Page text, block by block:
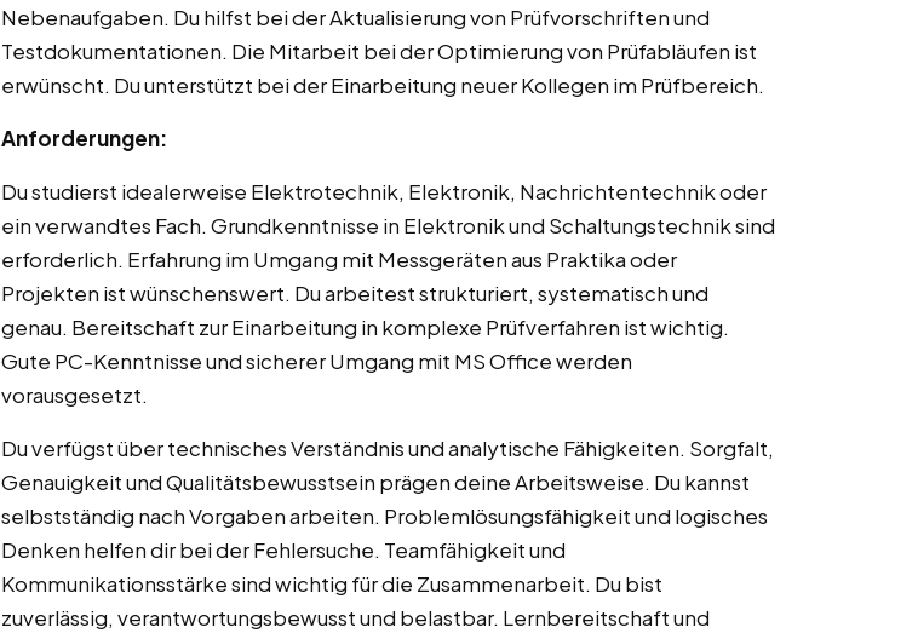
Nebenaufgaben. Du hilfst bei der Aktualisierung von Prüfvorschriften und
Testdokumentationen. Die Mitarbeit bei der Optimierung von Prüfabläufen ist
erwünscht. Du unterstützt bei der Einarbeitung neuer Kollegen im Prüfbereich.
Anforderungen:
Du studierst idealerweise Elektrotechnik, Elektronik, Nachrichtentechnik oder
ein verwandtes Fach. Grundkenntnisse in Elektronik und Schaltungstechnik sind
erforderlich. Erfahrung im Umgang mit Messgeräten aus Praktika oder
Projekten ist wünschenswert. Du arbeitest strukturiert, systematisch und
genau. Bereitschaft zur Einarbeitung in komplexe Prüfverfahren ist wichtig.
Gute PC-Kenntnisse und sicherer Umgang mit MS Office werden
vorausgesetzt.
Du verfügst über technisches Verständnis und analytische Fähigkeiten. Sorgfalt,
Genauigkeit und Qualitätsbewusstsein prägen deine Arbeitsweise. Du kannst
selbstständig nach Vorgaben arbeiten. Problemlösungsfähigkeit und logisches
Denken helfen dir bei der Fehlersuche. Teamfähigkeit und
Kommunikationsstärke sind wichtig für die Zusammenarbeit. Du bist
zuverlässig, verantwortungsbewusst und belastbar. Lernbereitschaft und